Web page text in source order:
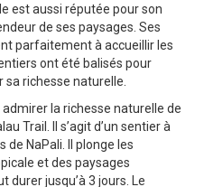
est aussi réputée pour son
de ses paysages. Ses
parfaitement à accueillir les
ont été balisés pour
richesse naturelle.
la richesse naturelle de
Trail. Il s’agit d’un sentier à
NaPali. Il plonge les
et des paysages
durer jusqu’à 3 jours. Le